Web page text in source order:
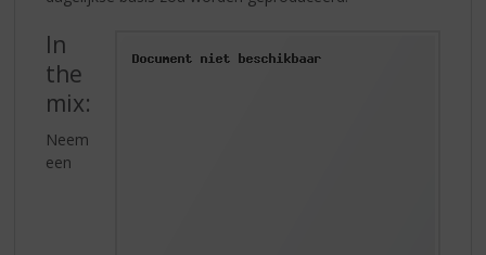
In
the
mix:
Neem
een